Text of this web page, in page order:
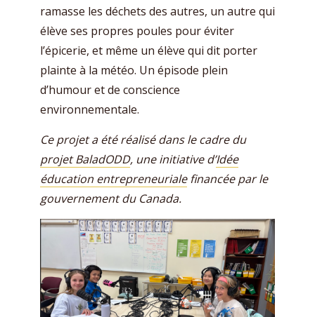
ramasse les déchets des autres, un autre qui
élève ses propres poules pour éviter
l’épicerie, et même un élève qui dit porter
plainte à la météo. Un épisode plein
d’humour et de conscience
environnementale.
Ce projet a été réalisé dans le cadre du
projet BaladODD, une initiative d’Idée
éducation entrepreneurialefinancée par le
gouvernement du Canada.